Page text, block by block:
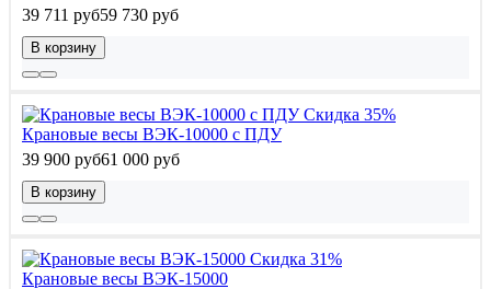
39 711 руб59 730 руб
В корзину
Скидка 35%
Крановые весы ВЭК-10000 с ПДУ
39 900 руб61 000 руб
В корзину
Скидка 31%
Крановые весы ВЭК-15000